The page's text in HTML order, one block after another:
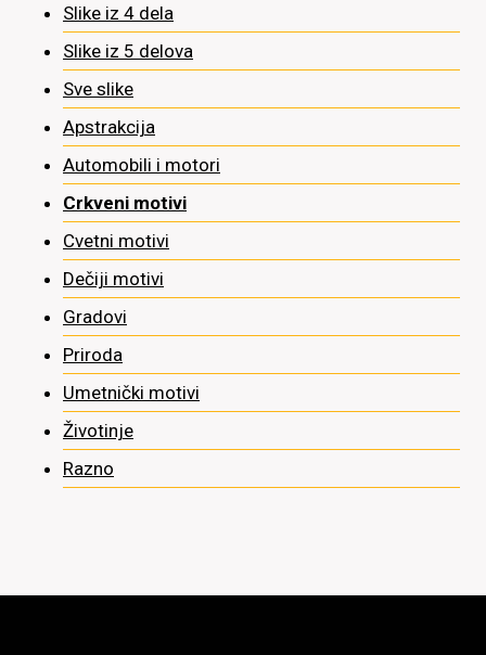
Slike iz 4 dela
Slike iz 5 delova
Sve slike
Apstrakcija
Automobili i motori
Crkveni motivi
Cvetni motivi
Dečiji motivi
Gradovi
Priroda
Umetnički motivi
Životinje
Razno